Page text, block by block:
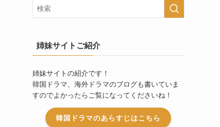
姉妹サイトご紹介
姉妹サイトの紹介です！
韓国ドラマ、海外ドラマのブログも書いていま
すのでよかったらご覧になってくださいね！
韓国ドラマのあらすじはこちら